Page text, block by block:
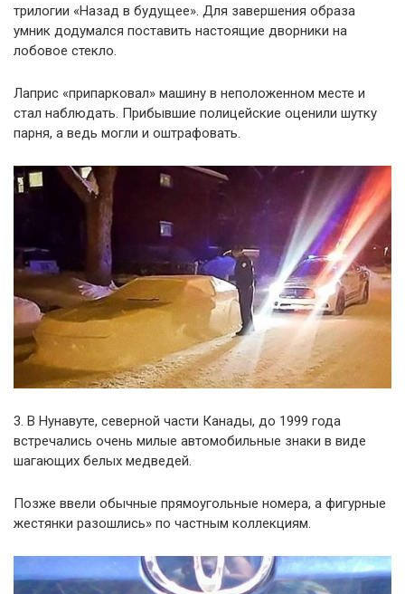
трилогии «Назад в будущее». Для завершения образа
умник додумался поставить настоящие дворники на
лобовое стекло.
Лаприс «припарковал» машину в неположенном месте и
стал наблюдать. Прибывшие полицейские оценили шутку
парня, а ведь могли и оштрафовать.
3. В Нунавуте, северной части Канады, до 1999 года
встречались очень милые автомобильные знаки в виде
шагающих белых медведей.
Позже ввели обычные прямоугольные номера, а фигурные
жестянки разошлись» по частным коллекциям.